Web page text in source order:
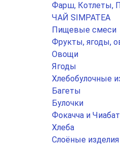
Фарш, Котлеты,
ЧАЙ SIMPATEA
Пищевые смеси
Фрукты, ягоды,
Овощи
Ягоды
Хлебобулочные
Багеты
Булочки
Фокачча и
Хлеба
Слоёные изделия